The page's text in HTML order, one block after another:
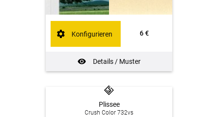
6 €
Details / Muster
Konfigurieren
Plissee
Crush Color 732vs